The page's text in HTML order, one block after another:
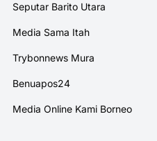
Seputar Barito Utara
Media Sama Itah
Trybonnews Mura
Benuapos24
Media Online Kami Borneo